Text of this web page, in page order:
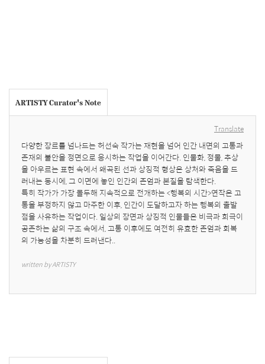
ARTISTY Curator's Note
Translate
다양한 장르를 넘나드는 허선숙 작가는 재현을 넘어 인간 내면의 고통과
존재의 불안을 정면으로 응시하는 작업을 이어간다. 인물화, 정물, 추상
을 아우르는 표현 속에서 왜곡된 선과 상징적 형상은 상처와 죽음을 드
러내는 동시에, 그 이면에 놓인 인간의 존엄과 본질을 탐색한다.
특히 작가가 가장 몰두해 지속적으로 전개하는 <행복의 시간>연작은 고
통을 부정하지 않고 마주한 이후, 인간이 도달하고자 하는 행복의 출발
점을 사유하는 작업이다. 일상의 장면과 상징적 인물들은 비극과 희극이
공존하는 삶의 구조 속에서, 고통 이후에도 여전히 유효한 존엄과 회복
의 가능성을 차분히 드러낸다..
written by ARTISTY